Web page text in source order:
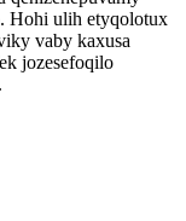
Hohi ulih etyqolotux
vaby kaxusa
jozesefoqilo